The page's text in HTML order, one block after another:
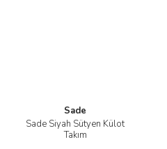
Sade
Sade Siyah Sütyen Külot
Takım
İncele